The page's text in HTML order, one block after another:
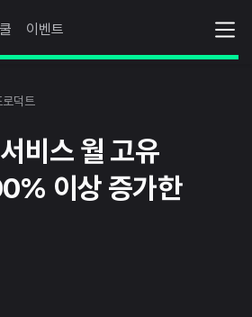
이벤트
덕트
비스 월 고유
이상 증가한